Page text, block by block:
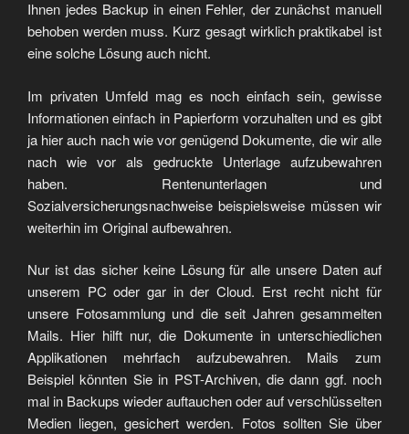
Ihnen jedes Backup in einen Fehler, der zunächst manuell
behoben werden muss. Kurz gesagt wirklich praktikabel ist
eine solche Lösung auch nicht.
Im privaten Umfeld mag es noch einfach sein, gewisse
Informationen einfach in Papierform vorzuhalten und es gibt
ja hier auch nach wie vor genügend Dokumente, die wir alle
nach wie vor als gedruckte Unterlage aufzubewahren
haben. Rentenunterlagen und
Sozialversicherungsnachweise beispielsweise müssen wir
weiterhin im Original aufbewahren.
Nur ist das sicher keine Lösung für alle unsere Daten auf
unserem PC oder gar in der Cloud. Erst recht nicht für
unsere Fotosammlung und die seit Jahren gesammelten
Mails. Hier hilft nur, die Dokumente in unterschiedlichen
Applikationen mehrfach aufzubewahren. Mails zum
Beispiel könnten Sie in PST-Archiven, die dann ggf. noch
mal in Backups wieder auftauchen oder auf verschlüsselten
Medien liegen, gesichert werden. Fotos sollten Sie über